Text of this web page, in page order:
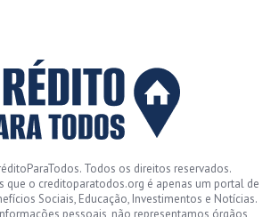
Todos os direitos reservados.
que o creditoparatodos.org é apenas um portal de
Sociais, Educação, Investimentos e Notícias.
pessoais, não representamos órgãos